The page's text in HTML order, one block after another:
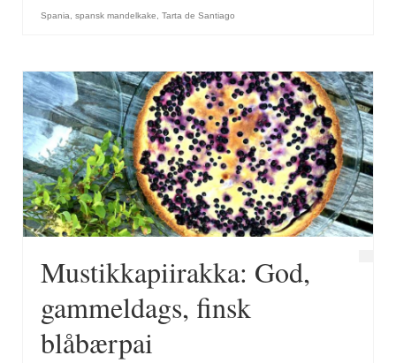
Spania spansk mandelkake Tarta de Santiago
Mustikkapiirakka: God,
gammeldags, finsk
blåbærpai